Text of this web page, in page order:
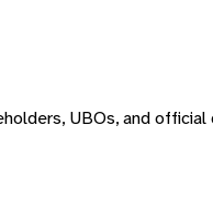
UBOs, and official